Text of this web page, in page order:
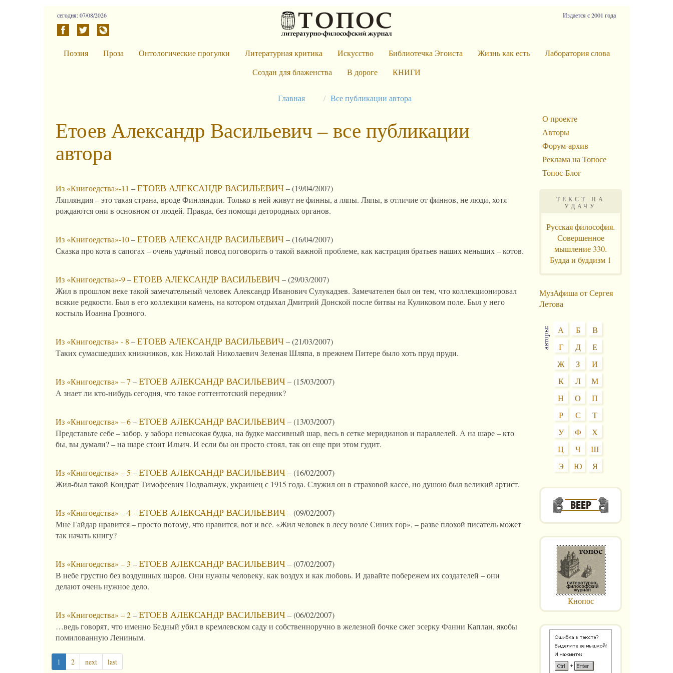
сегодня: 07/08/2026 Издается с 2001 года
Поэзия Проза Онтологические прогулки Литературная критика Искусство Библиотечка Эгоиста Жизнь как есть
Лаборатория слова
Создан для блаженства
В дороге КНИГИ
Главная Все публикации автора
Етоев Александр Васильевич – все публикации
автора
Из «Книгоедства»-11 –ЕТОЕВ АЛЕКСАНДР ВАСИЛЬЕВИЧ –(19/04/2007)
Ляпляндия – это такая страна, вроде Финляндии. Только в ней живут не финны, а ляпы. Ляпы, в отличие от финнов, не люди, хотя
рождаются они в основном от людей. Правда, без помощи детородных органов.
Из «Книгоедства»-10–ЕТОЕВ АЛЕКСАНДР ВАСИЛЬЕВИЧ –(16/04/2007)
Сказка про кота в сапогах – очень удачный повод поговорить о такой важной проблеме, как кастрация братьев наших меньших – котов.
Из «Книгоедства»-9–ЕТОЕВ АЛЕКСАНДР ВАСИЛЬЕВИЧ –(29/03/2007)
Жил в прошлом веке такой замечательный человек Александр Иванович Сулукадзев. Замечателен был он тем, что коллекционировал
всякие редкости. Был в его коллекции камень, на котором отдыхал Дмитрий Донской после битвы на Куликовом поле. Был у него
костыль Иоанна Грозного.
Из «Книгоедства» - 8 –ЕТОЕВ АЛЕКСАНДР ВАСИЛЬЕВИЧ –(21/03/2007)
Таких сумасшедших книжников, как Николай Николаевич Зеленая Шляпа, в прежнем Питере было хоть пруд пруди.
Из «Книгоедства» – 7 –ЕТОЕВ АЛЕКСАНДР ВАСИЛЬЕВИЧ –(15/03/2007)
А знает ли кто-нибудь сегодня, что такое готтентотский передник?
Из «Книгоедства» – 6–ЕТОЕВ АЛЕКСАНДР ВАСИЛЬЕВИЧ –(13/03/2007)
Представьте себе – забор, у забора невысокая будка, на будке массивный шар, весь в сетке меридианов и параллелей. А на шаре – кто
бы, вы думали? – на шаре стоит Ильич. И если бы он просто стоял, так он еще при этом гудит.
Из «Книгоедства» – 5 –ЕТОЕВ АЛЕКСАНДР ВАСИЛЬЕВИЧ –(16/02/2007)
Жил-был такой Кондрат Тимофеевич Подвальчук, украинец с 1915 года. Служил он в страховой кассе, но душою был великий артист.
Из «Книгоедства» – 4–ЕТОЕВ АЛЕКСАНДР ВАСИЛЬЕВИЧ –(09/02/2007)
Мне Гайдар нравится – просто потому, что нравится, вот и все. «Жил человек в лесу возле Синих гор», – разве плохой писатель может
так начать книгу?
Из «Книгоедства» – 3 –ЕТОЕВ АЛЕКСАНДР ВАСИЛЬЕВИЧ –(07/02/2007)
В небе грустно без воздушных шаров. Они нужны человеку, как воздух и как любовь. И давайте побережем их создателей – они
делают очень нужное дело.
Из «Книгоедства» – 2–ЕТОЕВ АЛЕКСАНДР ВАСИЛЬЕВИЧ –(06/02/2007)
…ведь говорят, что именно Бедный убил в кремлевском саду и собственноручно в железной бочке сжег эсерку Фанни Каплан, якобы
помилованную Лениным.
1 (current)
2 next last
О проекте
Авторы
Форум-архив
Реклама на Топосе
Топос-Блог
ТЕКСТ НА
УДАЧУ
Русская философия.
Совершенное
мышление 330.
Будда и буддизм 1
МузАфиша от Сергея
Летова
А Б
В
Г
Д
Е
Ж
З
И
К
Л
М
Н
О
П
Р
С
Т
У
Ф
Х
Ц
Ч
Ш
Э
Ю Я
Кнопос